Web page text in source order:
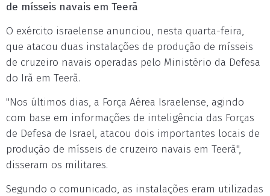
de mísseis navais em Teerã
O exército israelense anunciou, nesta quarta-feira,
que atacou duas instalações de produção de mísseis
de cruzeiro navais operadas pelo Ministério da Defesa
do Irã em Teerã.
"Nos últimos dias, a Força Aérea Israelense, agindo
com base em informações de inteligência das Forças
de Defesa de Israel, atacou dois importantes locais de
produção de mísseis de cruzeiro navais em Teerã",
disseram os militares.
Segundo o comunicado, as instalações eram utilizadas